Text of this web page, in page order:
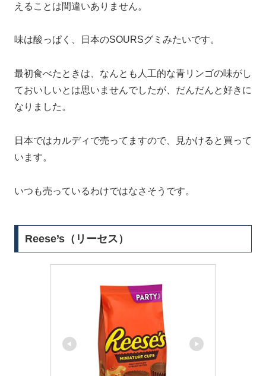
えることは間違いありません。
味は酸っぱく、日本のSOURSグミみたいです。
最初食べたときは、なんとも人工的な青リンゴの味がし
ておいしいとは思いませんでしたが、だんだんと好きに
なりました。
日本ではカルディで売ってますので、見かけると買って
います。
いつも売っているわけではなさそうです。
Reese’s（リーセス）